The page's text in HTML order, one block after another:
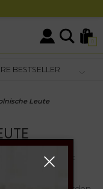
0
Leute
bestechen mit
Stil